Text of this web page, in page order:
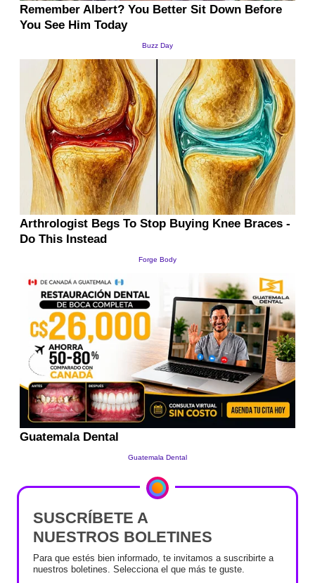
SUSCRÍBETE A
NUESTROS BOLETINES
Para que estés bien informado, te invitamos a suscribirte a
nuestros boletines. Selecciona el que más te guste.